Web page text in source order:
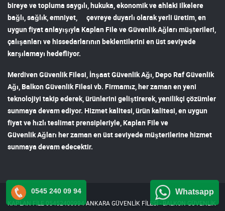
bireye ve topluma saygılı, hukuka, ekonomik ve ahlaki ilkelere
bağlı, sağlık, emniyet, çevreye duyarlı olarak yerli üretim, en
uygun fiyat anlayışıyla Kaplan File ve Güvenlik Ağları müşterileri,
çalışanları ve hissedarlarının beklentilerini en üst seviyede
karşılamayı hedefliyor.
Merdiven Güvenlik Filesi, İnşaat Güvenlik Ağı, Depo Raf Güvenlik
Ağı, Balkon Güvenlik Filesi vb. Firmamız, her zaman en yeni
teknolojiyi takip ederek, ürünlerini geliştirerek, yenilikçi çözümler
sunmaya devam ediyor. Hizmet kalitesi, ürün kalitesi, en uygun
fiyat ve hızlı teslimat prensipleriyle, Kaplan File ve
Güvenlik Ağları her zaman en üst seviyede müşterilerine hizmet
sunmaya devam edecektir.
KAPLAN FİLE 05452400994 ANKARA GÜVENLİK FİLESİ - BALKON GÜVENLİK
0545 240 09 94 Whatsapp